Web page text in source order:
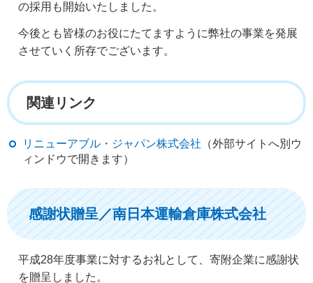
の採用も開始いたしました。
今後とも皆様のお役にたてますように弊社の事業を発展
させていく所存でございます。
関連リンク
リニューアブル・ジャパン株式会社 （外部サイトへ別ウ
ィンドウで開きます）
感謝状贈呈／南日本運輸倉庫株式会社
平成28年度事業に対するお礼として、寄附企業に感謝状
を贈呈しました。